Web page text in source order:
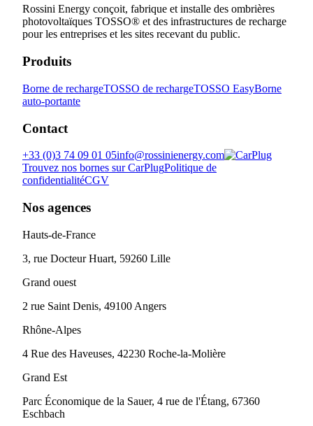
Rossini Energy conçoit, fabrique et installe des ombrières
photovoltaïques TOSSO® et des infrastructures de recharge
pour les entreprises et les sites recevant du public.
Produits
Borne de rechargeTOSSO de rechargeTOSSO EasyBorne
auto-portante
Contact
+33 (0)3 74 09 01 05info@rossinienergy.com
Trouvez nos bornes sur CarPlugPolitique de
confidentialitéCGV
Nos agences
Hauts-de-France
3, rue Docteur Huart, 59260 Lille
Grand ouest
2 rue Saint Denis, 49100 Angers
Rhône-Alpes
4 Rue des Haveuses, 42230 Roche-la-Molière
Grand Est
Parc Économique de la Sauer, 4 rue de l'Étang, 67360
Eschbach